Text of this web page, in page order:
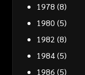
1978 (8)
1980 (5)
1982 (8)
1984(5)
1986 (5)